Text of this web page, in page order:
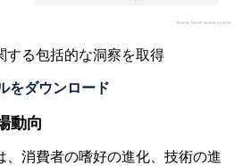
する包括的な洞察を取得
をダウンロード
動向
、消費者の嗜好の進化、技術の進